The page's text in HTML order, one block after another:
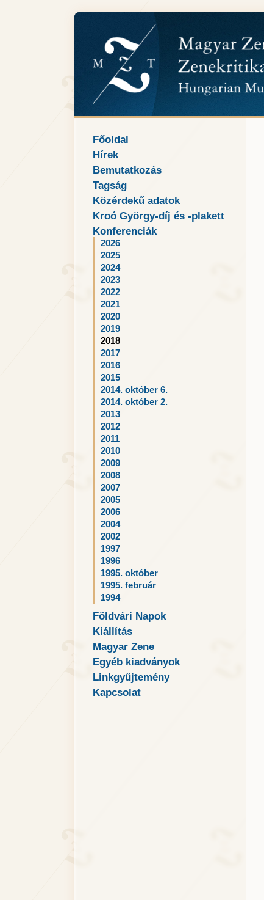
Főoldal
Hírek
Bemutatkozás
Tagság
Közérdekű adatok
Kroó György-díj és -plakett
Konferenciák
2026
2025
2024
2023
2022
2021
2020
2019
2018
2017
2016
2015
2014. október 6.
2014. október 2.
2013
2012
2011
2010
2009
2008
2007
2005
2006
2004
2002
1997
1996
1995. október
1995. február
1994
Földvári Napok
Kiállítás
Magyar Zene
Egyéb kiadványok
Linkgyűjtemény
Kapcsolat